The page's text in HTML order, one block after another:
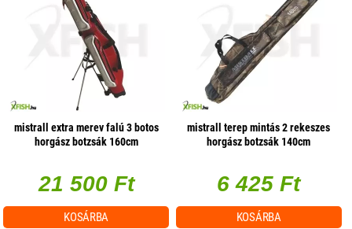
mistrall extra merev falú 3 botos
horgász botzsák 160cm
21 500 Ft
KOSÁRBA
mistrall terep mintás 2 rekeszes
horgász botzsák 140cm
6 425 Ft
KOSÁRBA